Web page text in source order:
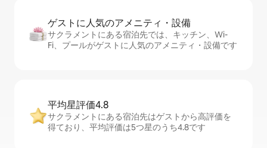
ゲストに人⁠気⁠のア⁠メ⁠ニ⁠テ⁠ィ・設⁠備
サクラメントにある宿泊先では、キッチン、Wi-
Fi、プールがゲストに人気のアメニティ・設備です
平均星評価4.8
サクラメントにある宿泊先はゲストから高評価を
得ており、平均評価は5つ星のうち4.8です